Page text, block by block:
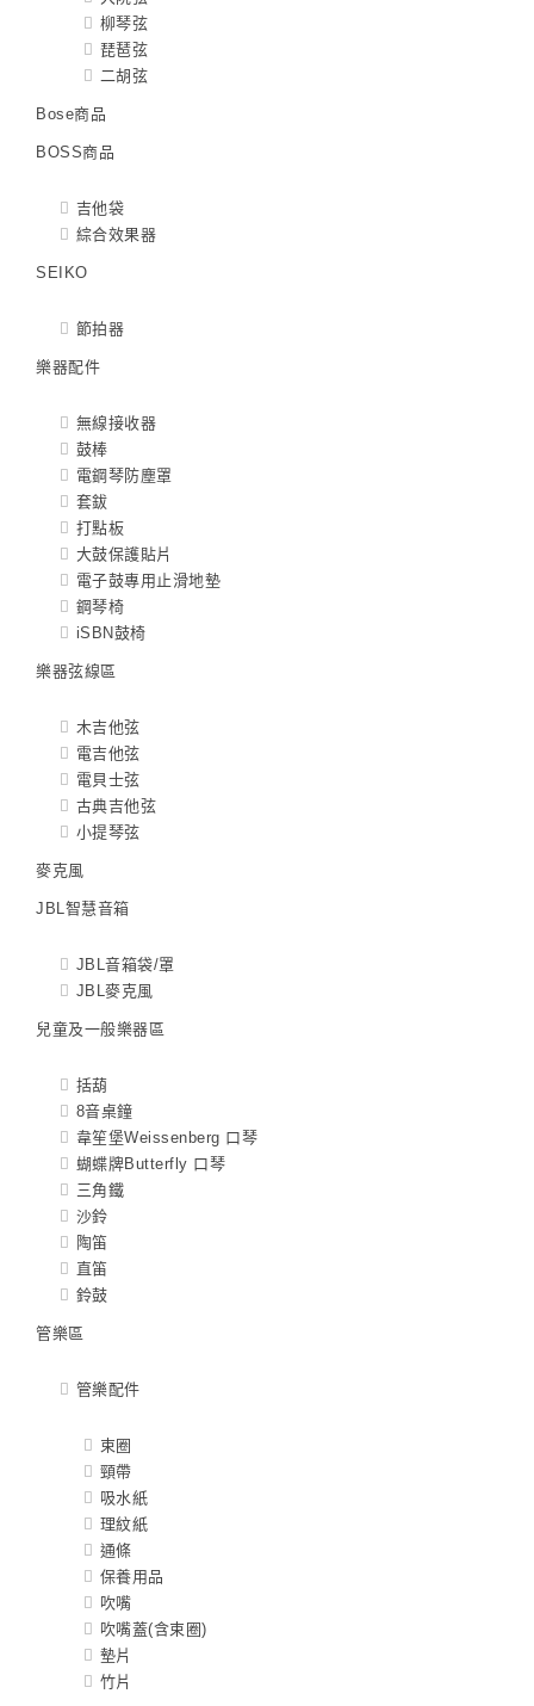
柳琴弦
琵琶弦
二胡弦
Bose商品
BOSS商品
吉他袋
綜合效果器
SEIKO
節拍器
樂器配件
無線接收器
鼓棒
電鋼琴防塵罩
套鈸
打點板
大鼓保護貼片
電子鼓專用止滑地墊
鋼琴椅
iSBN鼓椅
樂器弦線區
木吉他弦
電吉他弦
電貝士弦
古典吉他弦
小提琴弦
麥克風
JBL智慧音箱
JBL音箱袋/罩
JBL麥克風
兒童及一般樂器區
括葫
8音桌鐘
韋笙堡Weissenberg 口琴
蝴蝶牌Butterfly 口琴
三角鐵
沙鈴
陶笛
直笛
鈴鼓
管樂區
管樂配件
束圈
頸帶
吸水紙
理紋紙
通條
保養用品
吹嘴
吹嘴蓋(含束圈)
墊片
竹片